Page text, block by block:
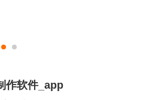
作软件_app